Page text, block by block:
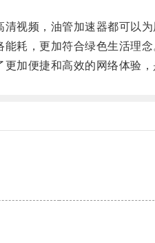
频，油管加速器都可以为
耗，更加符合绿色生活理念
便捷和高效的网络体验，